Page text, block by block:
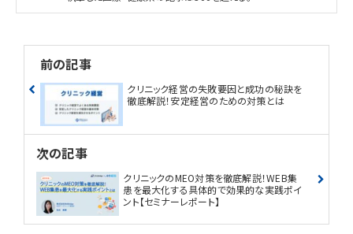
前の記事
クリニック経営の失敗要因と成功の秘訣を
徹底解説！安定経営のための対策とは
次の記事
クリニックのMEO対策を徹底解説！WEB集
患を最大化する具体的で効果的な実践ポイ
ント【セミナーレポート】